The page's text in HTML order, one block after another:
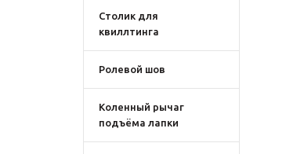
Столик для
квиллтинга
Ролевой шов
Коленный рычаг
подъёма лапки